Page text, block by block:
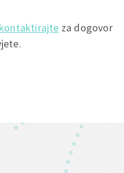
kontaktirajte za dogovor